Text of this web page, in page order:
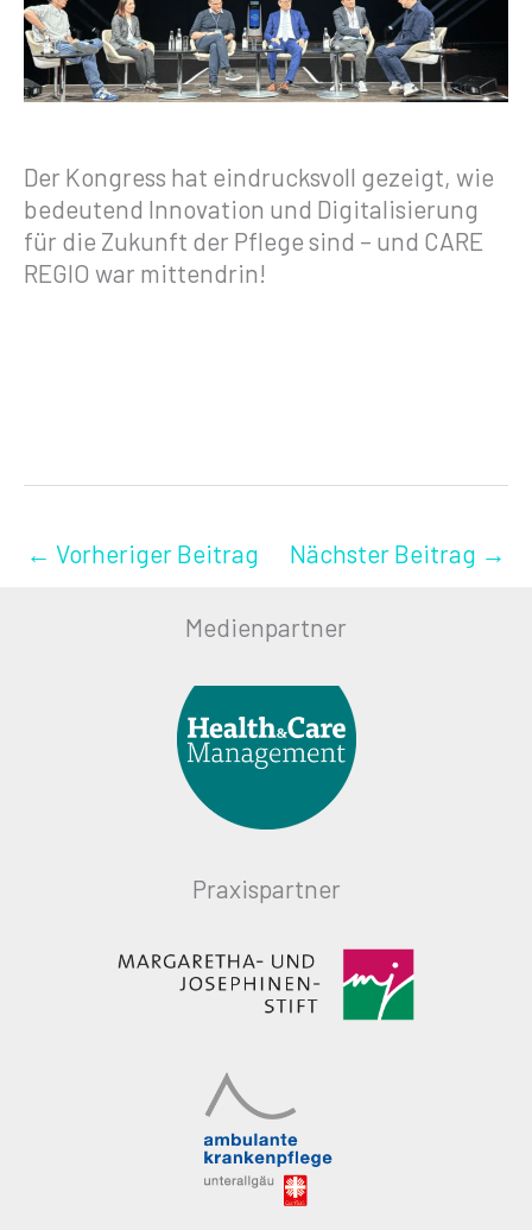
Der Kongress hat eindrucksvoll gezeigt, wie
bedeutend Innovation und Digitalisierung
für die Zukunft der Pflege sind – und CARE
REGIO war mittendrin!
← Vorheriger Beitrag Nächster Beitrag →
Medienpartner
Praxispartner